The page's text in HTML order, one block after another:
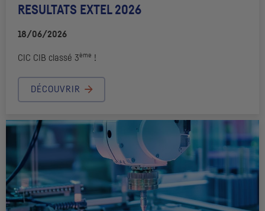
RESULTATS EXTEL 2026
18/06/2026
CIC CIB classé 3ème !
DÉCOUVRIR